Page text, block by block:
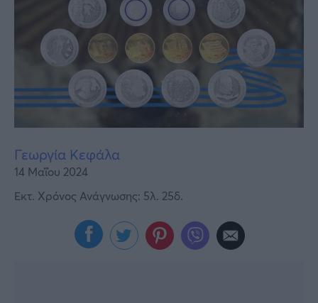
Γεωργία Κεφάλα
14 Μαΐου 2024
Εκτ. Χρόνος Ανάγνωσης: 5λ. 25δ.